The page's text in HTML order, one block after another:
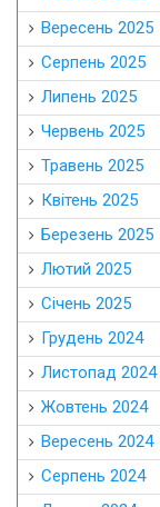
Вересень 2025
Серпень 2025
Липень 2025
Червень 2025
Травень 2025
Квітень 2025
Березень 2025
Лютий 2025
Січень 2025
Грудень 2024
Листопад 2024
Жовтень 2024
Вересень 2024
Серпень 2024